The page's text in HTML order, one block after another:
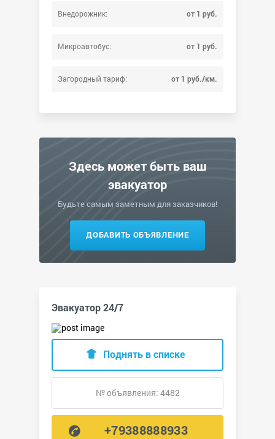
Внедорожник: от 1 руб.
Микроавтобус: от 1 руб.
Загородный тариф: от 1 руб./км.
Здесь может быть ваш
эвакуатор
Будьте самым заметным для заказчиков!
ДОБАВИТЬ ОБЪЯВЛЕНИЕ
Эвакуатор 24/7
Поднять в списке
№ объявления: 4482
+79388888933